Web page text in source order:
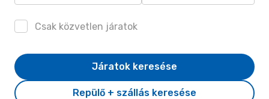
Csak közvetlen járatok
Repülő + szállás keresése
Járatok keresése